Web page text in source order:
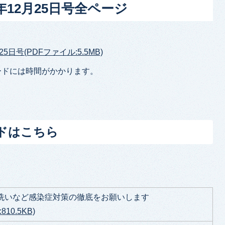
12月25日号全ページ
日号(PDFファイル:5.5MB)
には時間がかかります。
はこちら
いなど感染症対策の徹底をお願いします